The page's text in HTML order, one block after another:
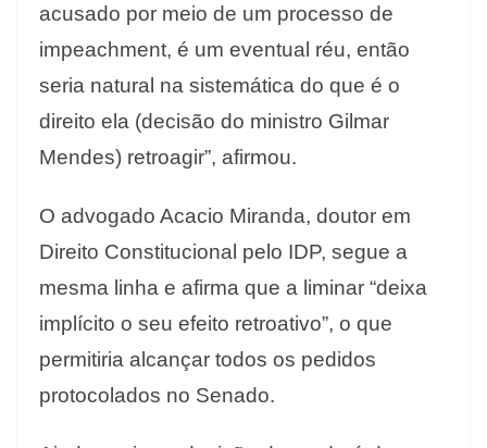
acusado por meio de um processo de
impeachment, é um eventual réu, então
seria natural na sistemática do que é o
direito ela (decisão do ministro Gilmar
Mendes) retroagir”, afirmou.
O advogado Acacio Miranda, doutor em
Direito Constitucional pelo IDP, segue a
mesma linha e afirma que a liminar “deixa
implícito o seu efeito retroativo”, o que
permitiria alcançar todos os pedidos
protocolados no Senado.